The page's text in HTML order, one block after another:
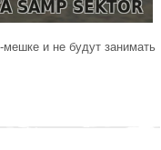
мешке и не будут занимать